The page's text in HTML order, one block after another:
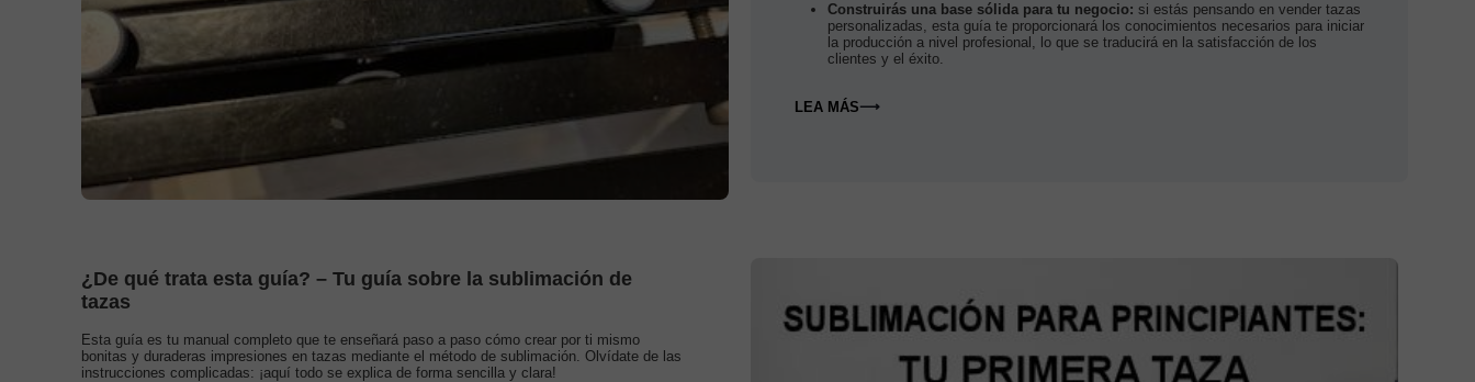
¿De qué trata esta guía? – Tu guía sobre la sublimación de
tazas
Esta guía es tu manual completo que te enseñará paso a paso cómo crear por ti mismo
bonitas y duraderas impresiones en tazas mediante el método de sublimación. Olvídate de las
instrucciones complicadas: ¡aquí todo se explica de forma sencilla y clara!
Construirás una base sólida para tu negocio: si estás pensando en vender tazas
personalizadas, esta guía te proporcionará los conocimientos necesarios para iniciar
la producción a nivel profesional, lo que se traducirá en la satisfacción de los
clientes y el éxito.
LEA MÁS⟶